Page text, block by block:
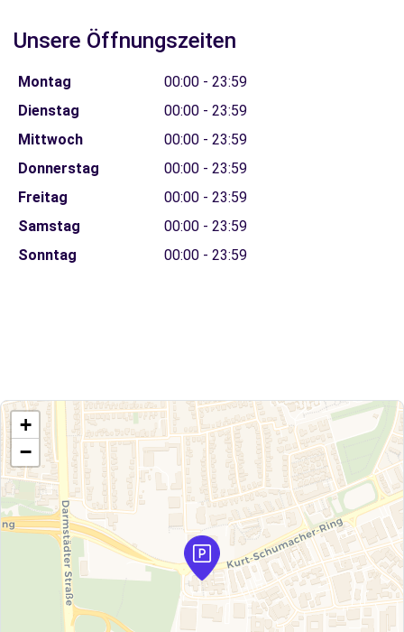
Unsere Öffnungszeiten
Montag
00:00 - 23:59
Dienstag
00:00 - 23:59
Mittwoch
00:00 - 23:59
Donnerstag
00:00 - 23:59
Freitag
00:00 - 23:59
Samstag
00:00 - 23:59
Sonntag
00:00 - 23:59
+
−